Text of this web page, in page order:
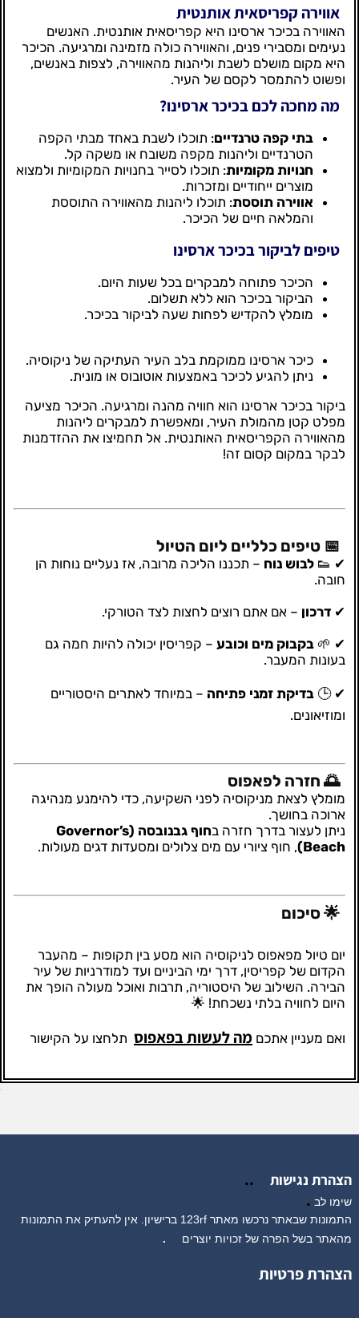
אווירה קפריסאית אותנטית
האווירה בכיכר ארסינו היא קפריסאית אותנטית. האנשים
נעימים ומסבירי פנים, והאווירה כולה מזמינה ומרגיעה. הכיכר
היא מקום מושלם לשבת וליהנות מהאווירה, לצפות באנשים,
ופשוט להתמסר לקסם של העיר.
מה מחכה לכם בכיכר ארסינו?
בתי קפה טרנדיים: תוכלו לשבת באחד מבתי הקפה
הטרנדיים וליהנות מקפה משובח או משקה קל.
חנויות מקומיות: תוכלו לסייר בחנויות המקומיות ולמצוא
מוצרים ייחודיים ומזכרות.
אווירה תוססת: תוכלו ליהנות מהאווירה התוססת
והמלאה חיים של הכיכר.
טיפים לביקור בכיכר ארסינו
הכיכר פתוחה למבקרים בכל שעות היום.
הביקור בכיכר הוא ללא תשלום.
מומלץ להקדיש לפחות שעה לביקור בכיכר.
כיכר ארסינו ממוקמת בלב העיר העתיקה של ניקוסיה.
ניתן להגיע לכיכר באמצעות אוטובוס או מונית.
ביקור בכיכר ארסינו הוא חוויה מהנה ומרגיעה. הכיכר מציעה
מפלט קטן מהמולת העיר, ומאפשרת למבקרים ליהנות
מהאווירה הקפריסאית האותנטית. אל תחמיצו את ההזדמנות
לבקר במקום קסום זה!
📅 טיפים כלליים ליום הטיול
✔ 👟 לבוש נוח – תכננו הליכה מרובה, אז נעליים נוחות הן
חובה.
✔ דרכון – אם אתם רוצים לחצות לצד הטורקי.
✔ 🌱 בקבוק מים וכובע – קפריסין יכולה להיות חמה גם
בעונות המעבר.
✔ 🕒 בדיקת זמני פתיחה – במיוחד לאתרים היסטוריים
ומוזיאונים.
🌅 חזרה לפאפוס
מומלץ לצאת מניקוסיה לפני השקיעה, כדי להימנע מנהיגה
ארוכה בחושך.
ניתן לעצור בדרך חזרה ב
חוף גבנובסה (Governor’s
Beach) , חוף ציורי עם מים צלולים ומסעדות דגים מעולות.
🌟 סיכום
יום טיול מפאפוס לניקוסיה הוא מסע בין תקופות – מהעבר
הקדום של קפריסין, דרך ימי הביניים ועד למודרניות של עיר
הבירה. השילוב של היסטוריה, תרבות ואוכל מעולה הופך את
היום לחוויה בלתי נשכחת! 🌟
ואם מעניין אתכם מה לעשות בפאפוס תלחצו על הקישור
הצהרת נגישות ..
שימו לב .
התמונות שבאתר נרכשו מאתר 123rf ברישיון. אין להעתיק את התמונות
מהאתר בשל הפרה של זכויות יוצרים
.
הצהרת פרטיות